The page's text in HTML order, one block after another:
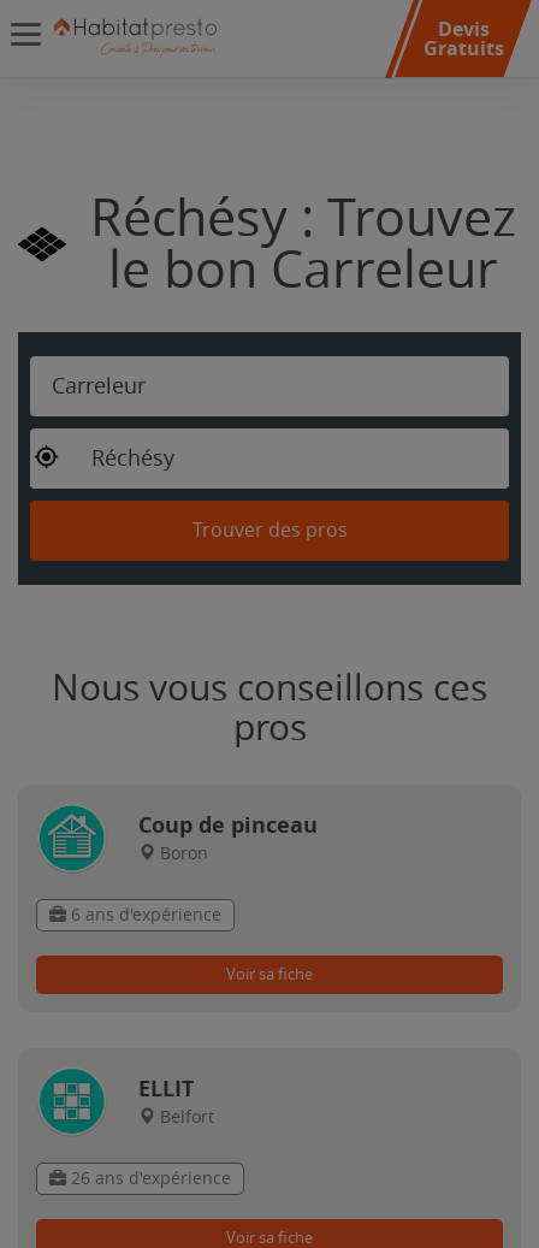
Devis
Gratuits
Réchésy : Trouvez
le bon Carreleur
Carreleur
Réchésy
Trouver des pros
Nous vous conseillons ces
pros
Coup de pinceau
Boron
6 ans d'expérience
Voir sa fiche
ELLIT
Belfort
26 ans d'expérience
Voir sa fiche